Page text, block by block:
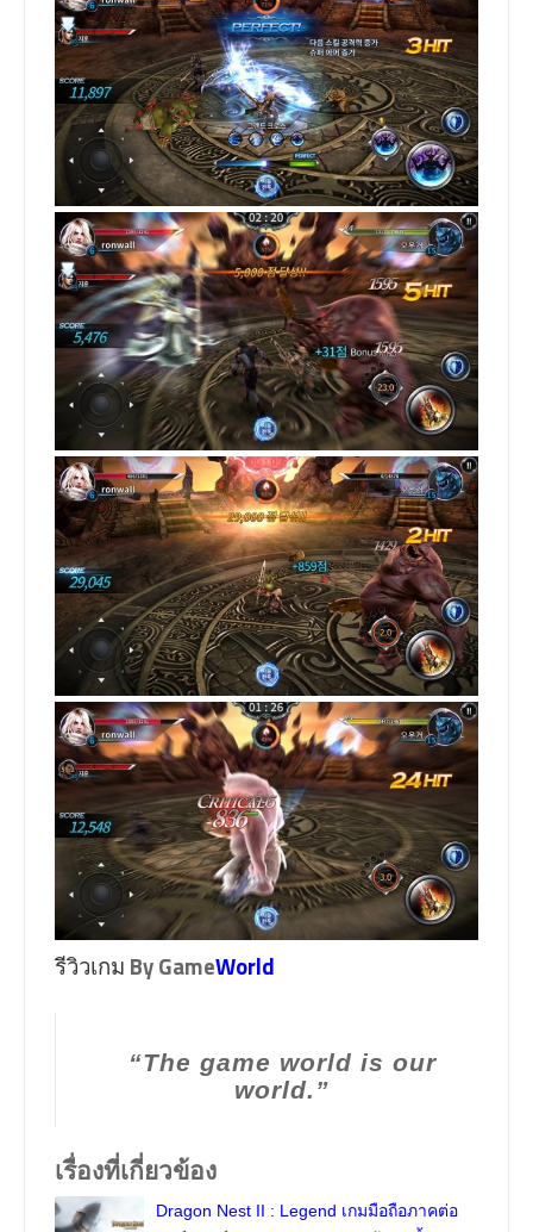
รีวิวเกม By GameWorld
“The game world is our
world.”
เรื่องที่เกี่ยวข้อง
Dragon Nest II : Legend เกมมือถือภาคต่อ